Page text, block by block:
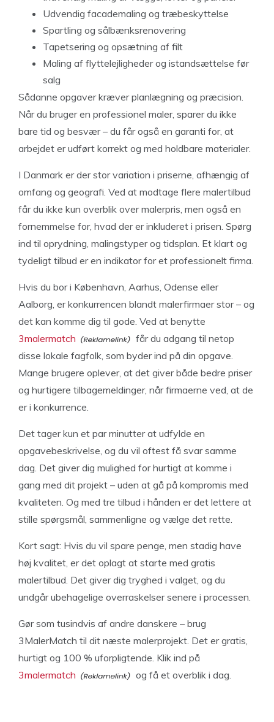
Udvendig facademaling og træbeskyttelse
Spartling og sålbænksrenovering
Tapetsering og opsætning af filt
Maling af flyttelejligheder og istandsættelse før
salg
Sådanne opgaver kræver planlægning og præcision.
Når du bruger en professionel maler, sparer du ikke
bare tid og besvær – du får også en garanti for, at
arbejdet er udført korrekt og med holdbare materialer.
I Danmark er der stor variation i priserne, afhængig af
omfang og geografi. Ved at modtage flere malertilbud
får du ikke kun overblik over malerpris, men også en
fornemmelse for, hvad der er inkluderet i prisen. Spørg
ind til oprydning, malingstyper og tidsplan. Et klart og
tydeligt tilbud er en indikator for et professionelt firma.
Hvis du bor i København, Aarhus, Odense eller
Aalborg, er konkurrencen blandt malerfirmaer stor – og
det kan komme dig til gode. Ved at benytte
3malermatch
får du adgang til netop
disse lokale fagfolk, som byder ind på din opgave.
Mange brugere oplever, at det giver både bedre priser
og hurtigere tilbagemeldinger, når firmaerne ved, at de
er i konkurrence.
Det tager kun et par minutter at udfylde en
opgavebeskrivelse, og du vil oftest få svar samme
dag. Det giver dig mulighed for hurtigt at komme i
gang med dit projekt – uden at gå på kompromis med
kvaliteten. Og med tre tilbud i hånden er det lettere at
stille spørgsmål, sammenligne og vælge det rette.
Kort sagt: Hvis du vil spare penge, men stadig have
høj kvalitet, er det oplagt at starte med gratis
malertilbud. Det giver dig tryghed i valget, og du
undgår ubehagelige overraskelser senere i processen.
Gør som tusindvis af andre danskere – brug
3MalerMatch til dit næste malerprojekt. Det er gratis,
hurtigt og 100 % uforpligtende. Klik ind på
3malermatch
og få et overblik i dag.